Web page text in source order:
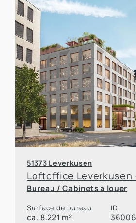
51373 Leverkusen
Bureau / Cabinets à louer
Surface de bureau
ca. 8.221 m²
ID
36006